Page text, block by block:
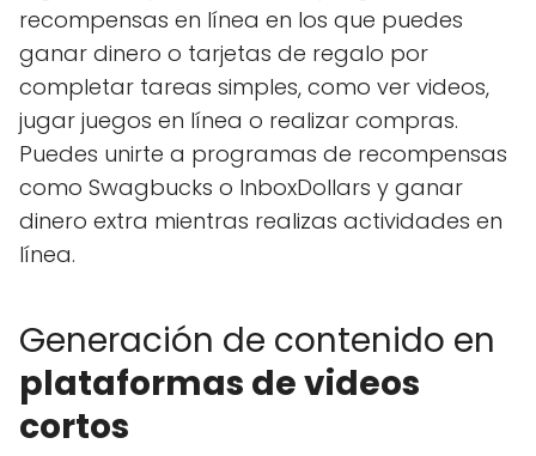
recompensas en línea en los que puedes
ganar dinero o tarjetas de regalo por
completar tareas simples, como ver videos,
jugar juegos en línea o realizar compras.
Puedes unirte a programas de recompensas
como Swagbucks o InboxDollars y ganar
dinero extra mientras realizas actividades en
línea.
Generación de contenido en
plataformas de videos
cortos